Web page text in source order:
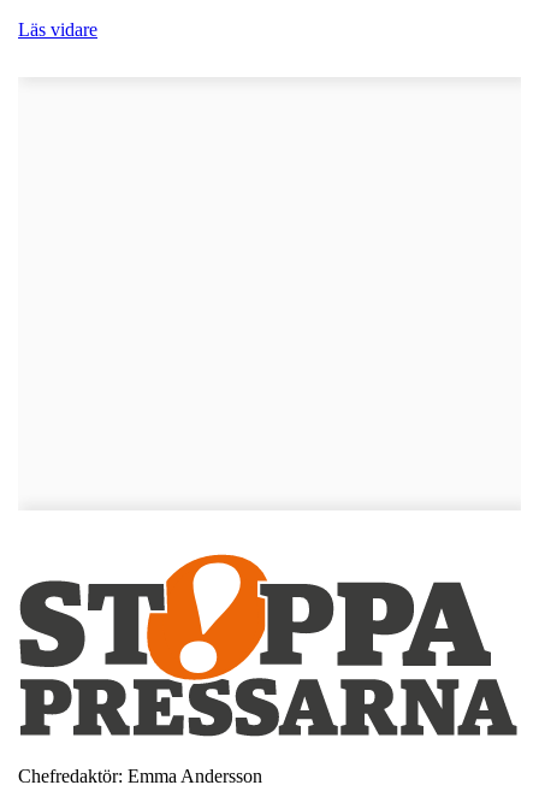
Läs vidare
Chefredaktör: Emma Andersson